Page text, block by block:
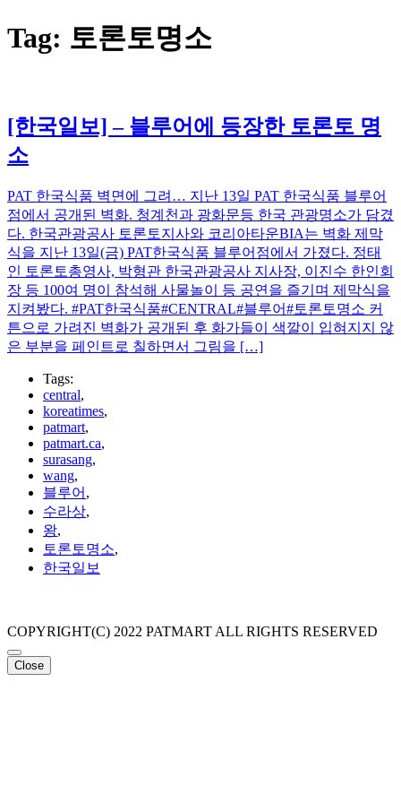
Tag: 토론토명소
[한국일보] – 블루어에 등장한 토론토 명
소
PAT 한국식품 벽면에 그려… 지난 13일 PAT 한국식품 블루어
점에서 공개된 벽화. 청계천과 광화문등 한국 관광명소가 담겼
다. 한국관광공사 토론토지사와 코리아타운BIA는 벽화 제막
식을 지난 13일(금) PAT한국식품 블루어점에서 가졌다. 정태
인 토론토총영사, 박형관 한국관광공사 지사장, 이진수 한인회
장 등 100여 명이 참석해 사물놀이 등 공연을 즐기며 제막식을
지켜봤다. #PAT한국식품#CENTRAL#블루어#토론토명소 커
튼으로 가려진 벽화가 공개된 후 화가들이 색깔이 입혀지지 않
은 부분을 페인트로 칠하면서 그림을 […]
Tags:
central,
koreatimes,
patmart,
patmart.ca,
surasang,
wang,
블루어 ,
수라상,
왕,
토론토명소,
한국일보
COPYRIGHT(C) 2022 PATMART ALL RIGHTS RESERVED
Close